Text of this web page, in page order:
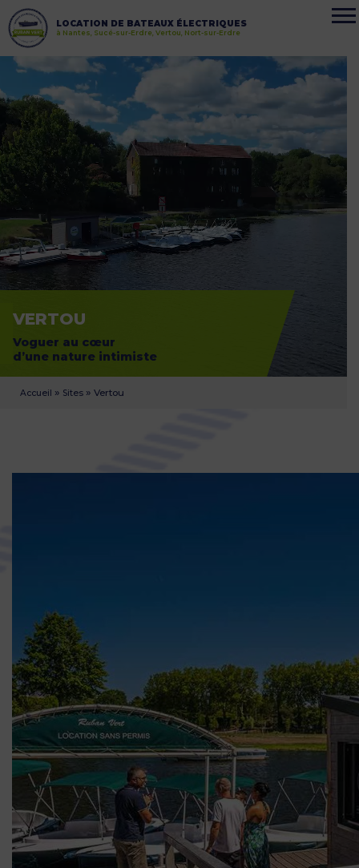
LOCATION DE BATEAUX ÉLECTRIQUES
à Nantes, Sucé-sur-Erdre, Vertou, Nort-sur-Erdre
VERTOU
Voguer au cœur
d’une nature intimiste
Accueil » Sites » Vertou